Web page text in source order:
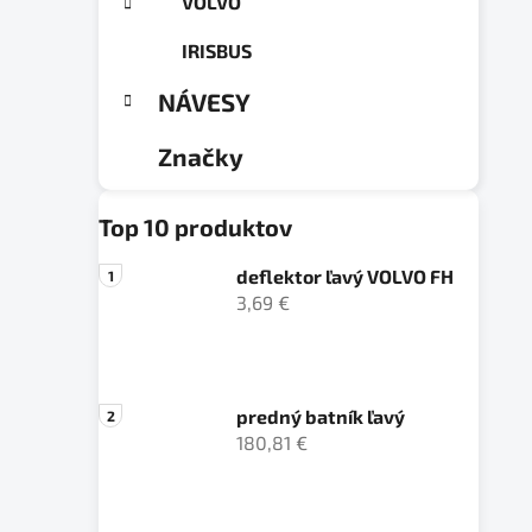
IRISBUS
NÁVESY
Značky
Top 10 produktov
deflektor ľavý VOLVO FH
3,69 €
predný batník ľavý
180,81 €